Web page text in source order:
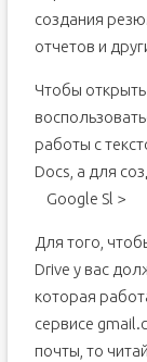
создания
отчетов и
Чтобы
работы с
Docs, а для
Google Sl >
Для того,
Drive у вас
которая
сервисе
почты, то